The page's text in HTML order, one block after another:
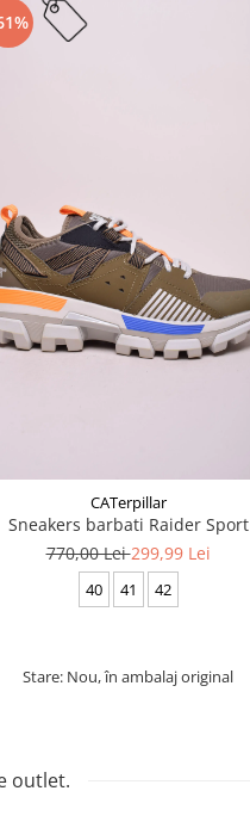
CATerpillar
Sneakers barbati Raider Sport
770,00 Lei299,99 Lei
40 41 42
Stare: Nou, în ambalaj original
outlet.